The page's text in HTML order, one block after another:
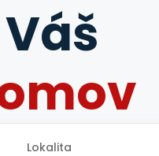
Lokalita